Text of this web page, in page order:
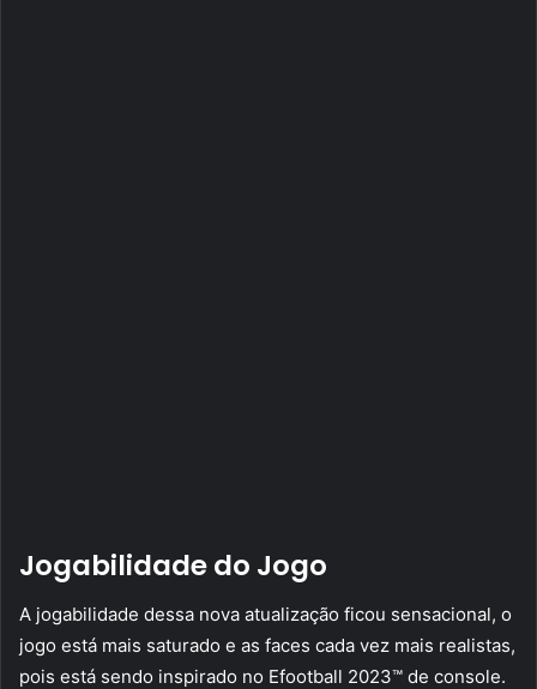
Jogabilidade do Jogo
A jogabilidade dessa nova atualização ficou sensacional, o
jogo está mais saturado e as faces cada vez mais realistas,
pois está sendo inspirado no Efootball 2023™ de console.